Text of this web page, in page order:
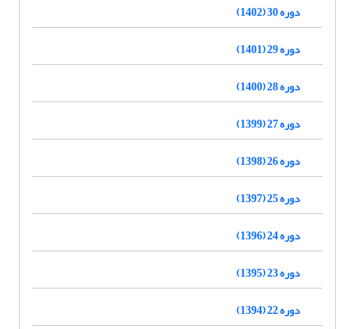
دوره 30 (1402)
دوره 29 (1401)
دوره 28 (1400)
دوره 27 (1399)
دوره 26 (1398)
دوره 25 (1397)
دوره 24 (1396)
دوره 23 (1395)
دوره 22 (1394)